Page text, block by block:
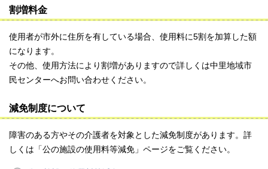
割増料金
使用者が市外に住所を有している場合、使用料に5割を加算した額
になります。
その他、使用方法により割増がありますので詳しくは中里地域市
民センターへお問い合わせください。
減免制度について
障害のある方やその介護者を対象とした減免制度があります。詳
しくは「公の施設の使用料等減免」ページをご覧ください。